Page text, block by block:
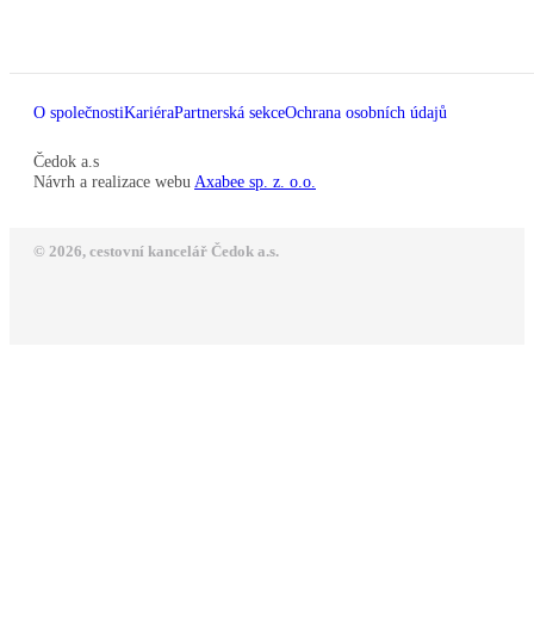
O společnostiKariéraPartnerská sekceOchrana osobních údajů
Čedok a.s
Návrh a realizace webu Axabee sp. z. o.o.
© 2026, cestovní kancelář Čedok a.s.